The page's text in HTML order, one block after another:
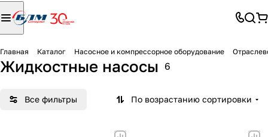
Главная Каталог Насосное и компрессорное оборудование
Жидкостные насосы 6
Все фильтры По возрастанию сортировки